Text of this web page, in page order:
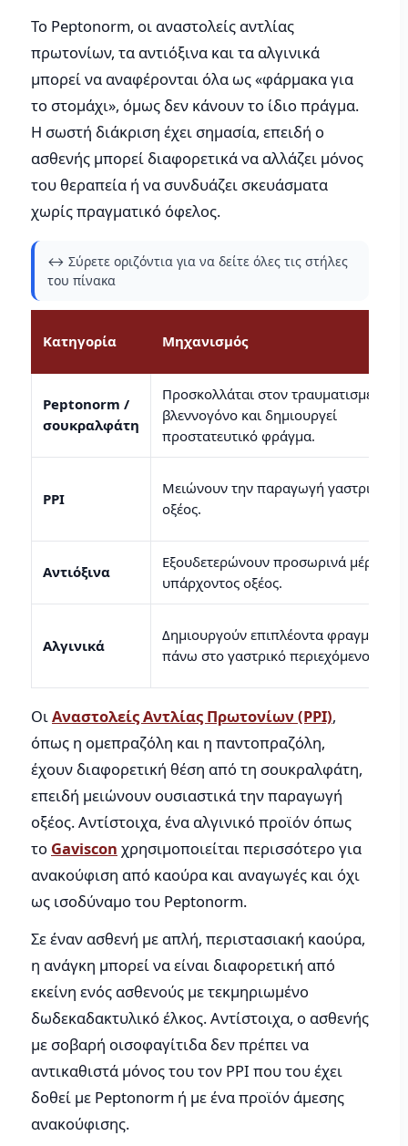
Το Peptonorm, οι αναστολείς αντλίας
πρωτονίων, τα αντιόξινα και τα αλγινικά
μπορεί να αναφέρονται όλα ως «φάρμακα για
το στομάχι», όμως δεν κάνουν το ίδιο πράγμα.
Η σωστή διάκριση έχει σημασία, επειδή ο
ασθενής μπορεί διαφορετικά να αλλάζει μόνος
του θεραπεία ή να συνδυάζει σκευάσματα
χωρίς πραγματικό όφελος.
↔️ Σύρετε οριζόντια για να δείτε όλες τις στήλες
του πίνακα
Κατηγορία Μηχανισμός
Peptonorm /
σουκραλφάτη
Προσκολλάται στον τραυματισμένο
βλεννογόνο και δημιουργεί
προστατευτικό φράγμα.
PPI
Μειώνουν την παραγωγή γαστρικού
οξέος.
Αντιόξινα
Εξουδετερώνουν προσωρινά μέρος
υπάρχοντος οξέος.
Αλγινικά
Δημιουργούν επιπλέοντα φραγμό
πάνω στο γαστρικό περιεχόμενο.
ΟιΑναστολείς Αντλίας Πρωτονίων (PPI),
όπως η ομεπραζόλη και η παντοπραζόλη,
έχουν διαφορετική θέση από τη σουκραλφάτη,
επειδή μειώνουν ουσιαστικά την παραγωγή
οξέος. Αντίστοιχα, ένα αλγινικό προϊόν όπως
το Gaviscon χρησιμοποιείται περισσότερο για
ανακούφιση από καούρα και αναγωγές και όχι
ως ισοδύναμο του Peptonorm.
Σε έναν ασθενή με απλή, περιστασιακή καούρα,
η ανάγκη μπορεί να είναι διαφορετική από
εκείνη ενός ασθενούς με τεκμηριωμένο
δωδεκαδακτυλικό έλκος. Αντίστοιχα, ο ασθενής
με σοβαρή οισοφαγίτιδα δεν πρέπει να
αντικαθιστά μόνος του τον PPI που του έχει
δοθεί με Peptonorm ή με ένα προϊόν άμεσης
ανακούφισης.